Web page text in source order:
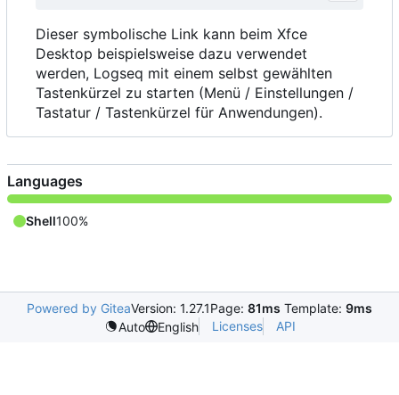
Dieser symbolische Link kann beim Xfce
Desktop beispielsweise dazu verwendet
werden, Logseq mit einem selbst gewählten
Tastenkürzel zu starten (Menü / Einstellungen /
Tastatur / Tastenkürzel für Anwendungen).
Languages
Shell100%
Powered by GiteaVersion: 1.27.1Page: 81ms Template: 9ms
Auto
English Licenses API